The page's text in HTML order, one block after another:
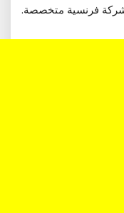
فرنسية متخصصة.